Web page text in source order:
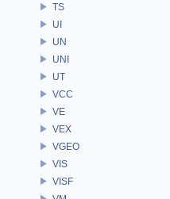
TS
UI
UN
UNI
UT
VCC
VE
VEX
VGEO
VIS
VISF